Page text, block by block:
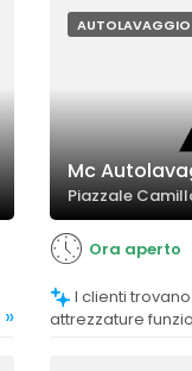
»
AUTOLAVAGGIO
Mc
Piazzale
Ora aperto
I clienti trovano il lavaggio efficace con
attrezzature